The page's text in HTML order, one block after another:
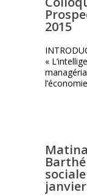
2015
«